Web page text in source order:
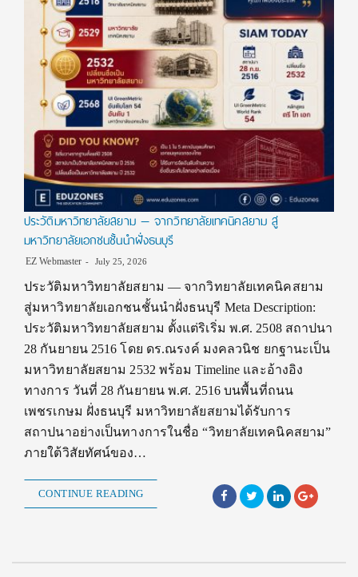
ประวัติมหาวิทยาลัยสยาม — จากวิทยาลัยเทคนิคสยาม สู่
มหาวิทยาลัยเอกชนชั้นนำฝั่งธนบุรี
EZ Webmaster July 25, 2026
ประวัติมหาวิทยาลัยสยาม — จากวิทยาลัยเทคนิคสยาม
สู่มหาวิทยาลัยเอกชนชั้นนำฝั่งธนบุรี Meta Description:
ประวัติมหาวิทยาลัยสยาม ตั้งแต่ริเริ่ม พ.ศ. 2508 สถาปนา
28 กันยายน 2516 โดย ดร.ณรงค์ มงคลวนิช ยกฐานะเป็น
มหาวิทยาลัยสยาม 2532 พร้อม Timeline และอ้างอิง
ทางการ วันที่ 28 กันยายน พ.ศ. 2516 บนพื้นที่ถนน
เพชรเกษม ฝั่งธนบุรี มหาวิทยาลัยสยามได้รับการ
สถาปนาอย่างเป็นทางการในชื่อ “วิทยาลัยเทคนิคสยาม”
ภายใต้วิสัยทัศน์ของ…
CONTINUE READING